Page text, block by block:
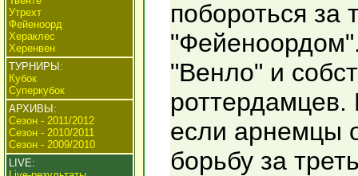
Утрехт
Фейеноорд
Хераклес
Херенвен
ТУРНИРЫ:
Кубок
Суперкубок
АРХИВЫ:
Сезон - 2011/2012
Сезон - 2010/2011
Сезон - 2009/2010
LIVE:
побороться за
"Венло" и
если арнемцы
борьбу за